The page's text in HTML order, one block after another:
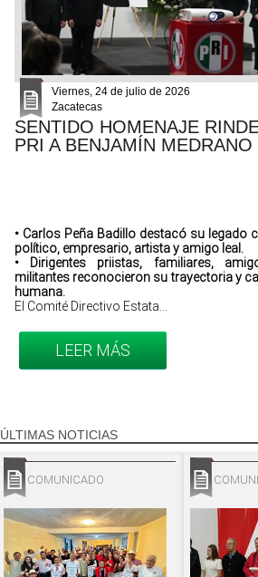
Viernes, 24 de julio de 2026
Zacatecas
SENTIDO HOMENAJE
PRI A BENJAMÍN MEDRANO
• Carlos Peña Badillo destacó su legado
político, empresario, artista y amigo leal.
• Dirigentes priistas, familiares,
militantes reconocieron su trayectoria y
humana.
El Comité Directivo Estata...
LEER MÁS
ÚLTIMAS NOTICIAS
COMUNICADO